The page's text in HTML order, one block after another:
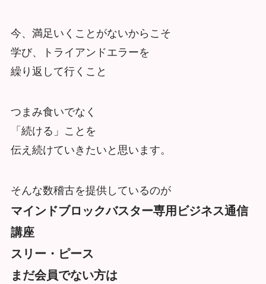
今、満足いくことがないからこそ
学び、トライアンドエラーを
繰り返して行くこと
つまみ食いでなく
「続ける」ことを
伝え続けていきたいと思います。
そんな数稽古を提供しているのが
マインドブロックバスター専用ビジネス通信
講座
スリー・ピース
まだ会員でない方は